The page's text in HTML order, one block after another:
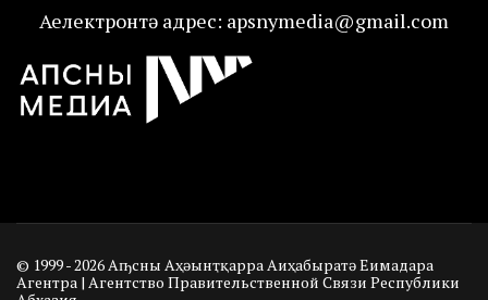
Аелектронтә адрес: apsnymedia@gmail.com
© 1999 - 2026 Аҧсны Аҳәынҭқарра Аиҳабыратә Еимадара
Агентра | Агентство Правительственной Связи Республики